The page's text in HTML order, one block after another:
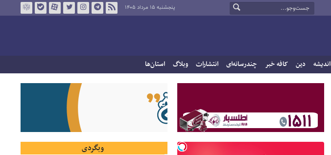
پنجشنبه ۱۵ مرداد ۱۴۰۵
اندیشه دین کافه خبر چندرسانه‌ای انتشارات وبلاگ استان‌ها
وبگردی